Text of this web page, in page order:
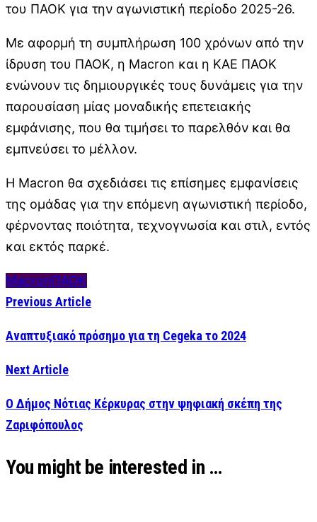
του ΠΑΟΚ για την αγωνιστική περίοδο 2025-26.
Με αφορμή τη συμπλήρωση 100 χρόνων από την
ίδρυση του ΠΑΟΚ, η Macron και η ΚΑΕ ΠΑΟΚ
ενώνουν τις δημιουργικές τους δυνάμεις για την
παρουσίαση μίας μοναδικής επετειακής
εμφάνισης, που θα τιμήσει το παρελθόν και θα
εμπνεύσει το μέλλον.
Η Macron θα σχεδιάσει τις επίσημες εμφανίσεις
της ομάδας για την επόμενη αγωνιστική περίοδο,
φέρνοντας ποιότητα, τεχνογνωσία και στιλ, εντός
και εκτός παρκέ.
MacronΠΑΟΚ
Previous Article
Αναπτυξιακό πρόσημο για τη Cegeka το 2024
Next Article
Ο Δήμος Νότιας Κέρκυρας στην ψηφιακή σκέπη της
Ζαριφόπουλος
You might be interested in …